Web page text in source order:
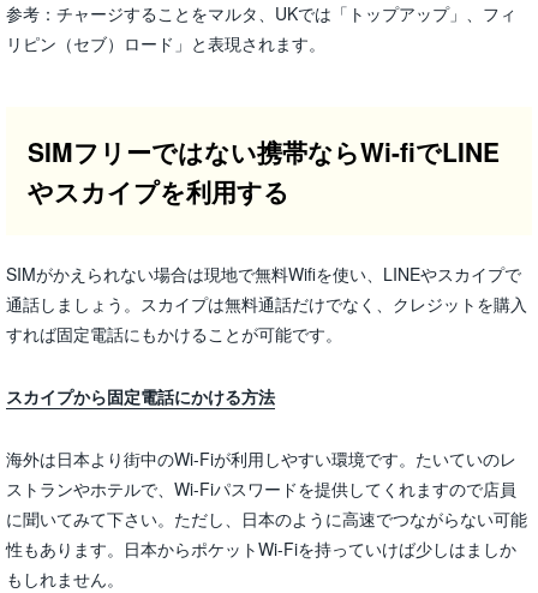
参考：チャージすることをマルタ、UKでは「トップアップ」、フィ
リピン（セブ）ロード」と表現されます。
SIMフリーではない携帯ならWi-fiでLINE
やスカイプを利用する
SIMがかえられない場合は現地で無料Wifiを使い、LINEやスカイプで
通話しましょう。スカイプは無料通話だけでなく、クレジットを購入
すれば固定電話にもかけることが可能です。
スカイプから固定電話にかける方法
海外は日本より街中のWi-Fiが利用しやすい環境です。たいていのレ
ストランやホテルで、Wi-Fiパスワードを提供してくれますので店員
に聞いてみて下さい。ただし、日本のように高速でつながらない可能
性もあります。日本からポケットWi-Fiを持っていけば少しはましか
もしれません。